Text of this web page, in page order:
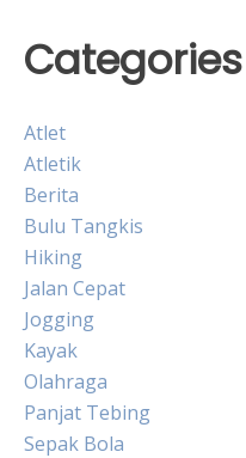
Categories
Atlet
Atletik
Berita
Bulu Tangkis
Hiking
Jalan Cepat
Jogging
Kayak
Olahraga
Panjat Tebing
Sepak Bola